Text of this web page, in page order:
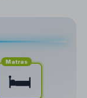
Matras
🛏️